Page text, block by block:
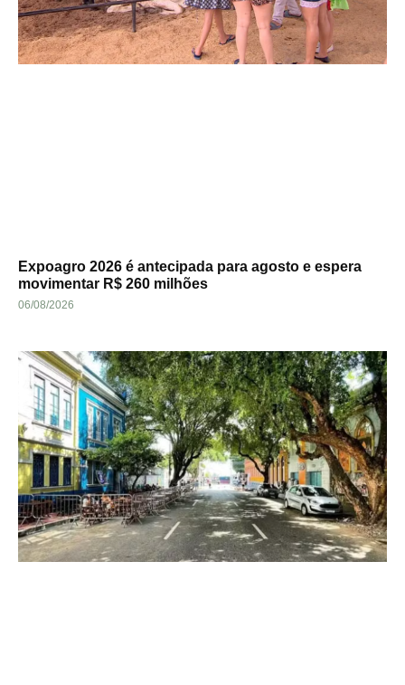
Expoagro 2026 é antecipada para agosto e espera
movimentar R$ 260 milhões
06/08/2026